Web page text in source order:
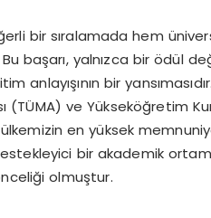
bir sıralamada hem
başarı, yalnızca bir ödül
anlayışının bir
(TÜMA) ve Yükseköğretim
en yüksek
bir akademik
olmuştur.